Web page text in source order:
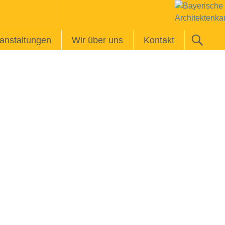
Wir über uns Kontakt